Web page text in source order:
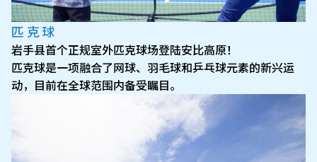
匹克球
岩手县首个正规室外匹克球场登陆安比高原！
匹克球是一项融合了网球、羽毛球和乒乓球元素的新兴运
动，目前在全球范围内备受瞩目。